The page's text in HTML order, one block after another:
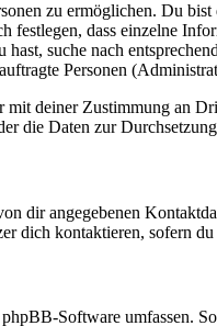
zu ermöglichen. Du
dass einzelne
suche nach
Personen
deiner Zustimmung an
die Daten zur
dir angegebenen
dich kontaktieren, sofern
Software umfassen.